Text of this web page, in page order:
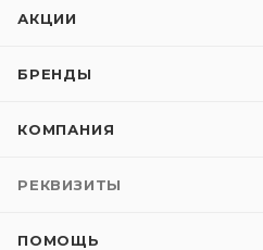
АКЦИИ
БРЕНДЫ
КОМПАНИЯ
РЕКВИЗИТЫ
ПОМОЩЬ